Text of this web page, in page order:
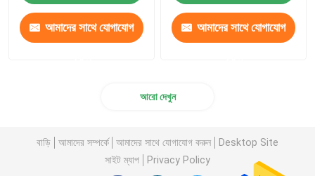
আমাদের সাথে যোগাযোগ আমাদের সাথে যোগাযোগ
আরো দেখুন
বাড়ি আমাদের সম্পর্কে আমাদের সাথে যোগাযোগ করুন
Desktop Site
সাইট ম্যাপ
Privacy Policy